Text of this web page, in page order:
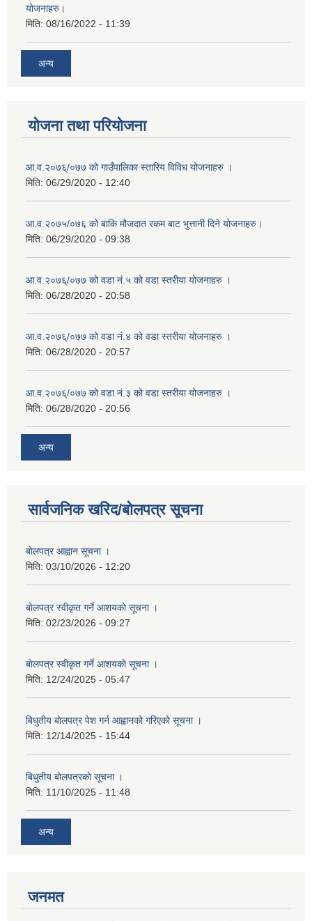
योजनाहरु।
मिति: 08/16/2022 - 11:39
अन्य
योजना तथा परियोजना
आ.व.२०७६्/०७७ को गाउँपालिका स्तारिय विविध योजनाहरु ।
मिति: 06/29/2020 - 12:40
आ.व.२०७५/०७६ को बाकि मौजदात रकम बाट भुत्तानी दिने योजनाहरु।
मिति: 06/29/2020 - 09:38
आ.व.२०७६्/०७७ को वडा नं.५ को वडा स्तरीया योजनाहरु ।
मिति: 06/28/2020 - 20:58
आ.व.२०७६्/०७७ को वडा नं.४ को वडा स्तरीया योजनाहरु ।
मिति: 06/28/2020 - 20:57
आ.व.२०७६्/०७७ को वडा नं.३ को वडा स्तरीया योजनाहरु ।
मिति: 06/28/2020 - 20:56
अन्य
सार्वजनिक खरिद/बोलपत्र सूचना
बाेलपत्र आह्वान सूचना ।
मिति: 03/10/2026 - 12:20
बाेलपत्र स्वीकृत गर्ने आशयकाे सूचना ।
मिति: 02/23/2026 - 09:27
बाेलपत्र स्वीकृत गर्ने आशयकाे सूचना ।
मिति: 12/24/2025 - 05:47
बिधुतीय बाेलपत्र पेश गर्न आह्वानको गरिएकाे सूचना ।
मिति: 12/14/2025 - 15:44
बिधुतीय बाेलपत्रकाे सूचना ।
मिति: 11/10/2025 - 11:48
अन्य
जनमत